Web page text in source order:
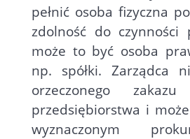
pełnić osoba fizyczna
zdolność do czynności
może to być osoba
np. spółki. Zarządca
orzeczonego zakazu
przedsiębiorstwa i
wyznaczonym